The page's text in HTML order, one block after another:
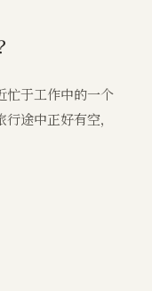
忙于工作中的一个
途中正好有空，